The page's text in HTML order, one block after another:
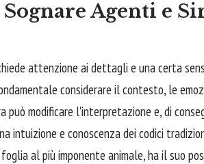
Agenti e
attenzione ai dettagli e una certa
considerare il contesto, le
può modificare l'interpretazione e, di
intuizione e conoscenza dei codici
al più imponente animale, ha il suo